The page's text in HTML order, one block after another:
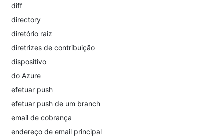
diff
directory
diretório raiz
diretrizes de contribuição
dispositivo
do Azure
efetuar push
efetuar push de um branch
email de cobrança
endereço de email principal